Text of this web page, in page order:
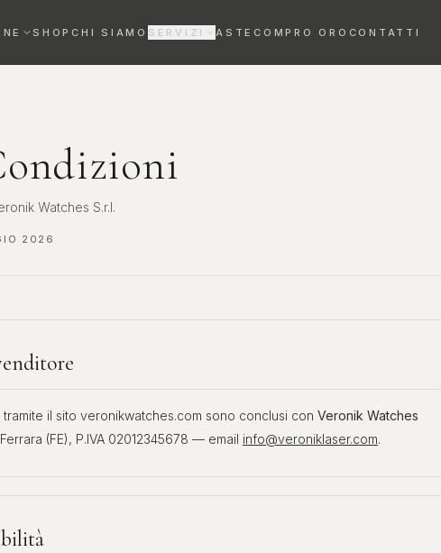
SHOP CHI SIAMO SERVIZI
Maestri orologiai certificati
DIAMANTI DA INVESTIMENTO
ASTE COMPRO ORO CONTATTI
SENZA
RAFFINATEZZA AL
Phillips, Sotheby's, Antiquorum
Watches S.r.l.
2026
il sito veronikwatches.com sono conclusi con Veronik Watches
(FE), P.IVA 02012345678 — email info@veroniklaser.com.